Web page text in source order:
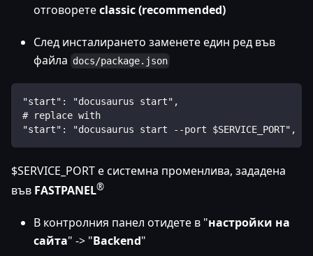
отговоретеclassic (recommended)
След инсталирането заменете един ред във
файла docs/package.json
"start": "docusaurus start",
# replace with
"start": "docusaurus start --port $SERVICE_PORT",
$SERVICE_PORT е системна променлива, зададена
във FASTPANEL®
В контролния панел отидете в "настройки на
сайта" -> "Backend"